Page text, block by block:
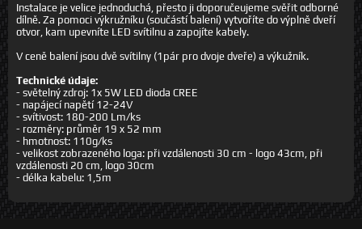
Instalace je velice jednoduchá, přesto ji doporučeujeme svěřit odborné
dílně. Za pomoci výkružníku (součástí balení) vytvoříte do výplně dveří
otvor, kam upevníte LED svítilnu a zapojíte kabely.
V ceně balení jsou dvě svítilny (1pár pro dvoje dveře) a výkužník.
Technické údaje:
- světelný zdroj: 1x 5W LED dioda CREE
- napájecí napětí 12-24V
- svítivost: 180-200 Lm/ks
- rozměry: průměr 19 x 52 mm
- hmotnost: 110g/ks
- velikost zobrazeného loga: při vzdálenosti 30 cm - logo 43cm, při
vzdálenosti 20 cm, logo 30cm
- délka kabelu: 1,5m